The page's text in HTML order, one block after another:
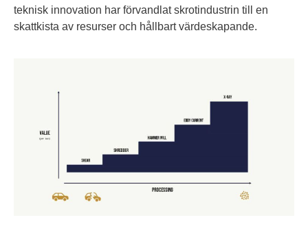
teknisk innovation har förvandlat skrotindustrin till en
skattkista av resurser och hållbart värdeskapande.